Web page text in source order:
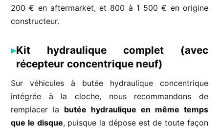
200 € en aftermarket, et 800 à 1 500 € en origine
constructeur.
Kit hydraulique complet (avec
récepteur concentrique neuf)
Sur véhicules à butée hydraulique concentrique
intégrée à la cloche, nous recommandons de
remplacer la butée hydraulique en même temps
que le disque, puisque la dépose est de toute façon